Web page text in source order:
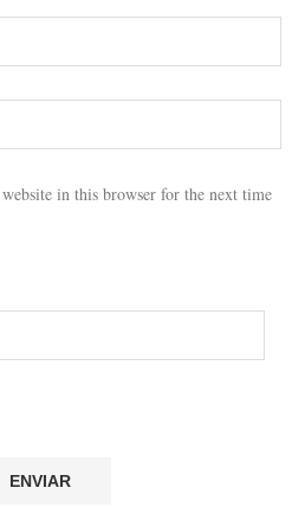
in this browser for the next time